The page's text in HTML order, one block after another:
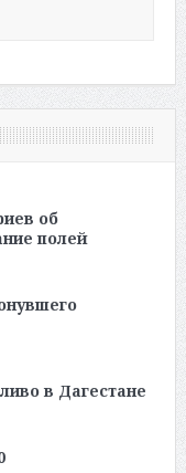
об
полей
в Дагестане